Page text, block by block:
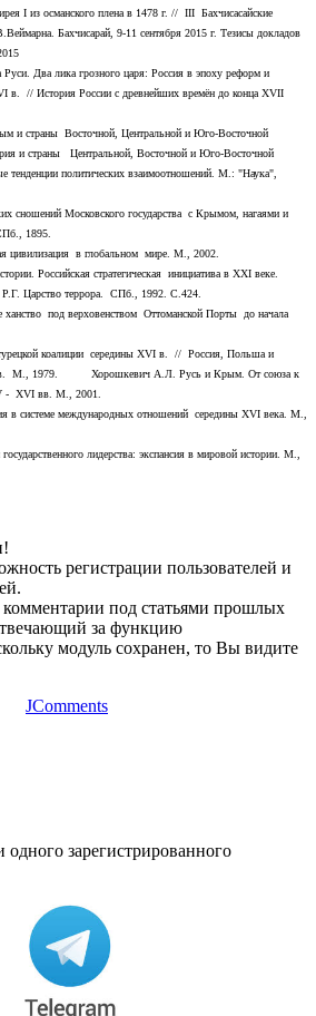
I из османского плена в 1478 г. // III Бахчисасайские
Бахчисарай, 9-11 сентября 2015 г. Тезисы докладов
Два лика грозного царя: Россия в эпоху реформ и
в. // История России с древнейших времён до конца XVII
и страны Восточной, Центральной и Юго-Восточной
и страны Центральной, Восточной и Юго-Восточной
политических взаимоотношений. М.: "Наука",
сношений Московского государства с Крымом, нагаями и
1895.
цивилизация в глобальном мире. М., 2002.
Российская стратегическая инициатива в XХI веке.
Царство террора. СПб., 1992. С.424.
под верховенством Оттоманской Порты до начала
коалиции середины XVI в. // Россия, Польша и
в. М., 1979. Хорошкевич А.Л. Русь и Крым. От союза к
- XVI вв. М., 2001.
системе международных отношений середины XVI века. М.,
лидерства: экспансия в мировой истории. М.,
регистрации пользователей и
под статьями прошлых
за функцию
модуль сохранен, то Вы видите
JComments
зарегистрированного